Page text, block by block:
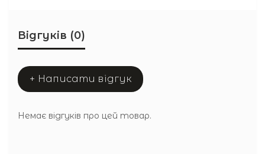
Відгуків (0)
+ Написати відгук
Немає відгуків про цей товар.